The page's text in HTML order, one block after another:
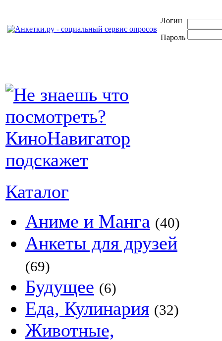
Логин
Пароль
Каталог
Аниме и Манга (40)
Анкеты для друзей
(69)
Будущее (6)
Еда, Кулинария (32)
Животные,